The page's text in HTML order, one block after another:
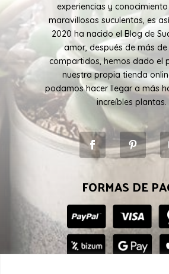
experiencias y
maravillosas suculentas, es
2020 ha nacido el Blog de
amor, después de más
compartidos, hemos dado el
nuestra propia tienda
podamos hacer llegar a más
increíbles plantas.
FORMAS DE